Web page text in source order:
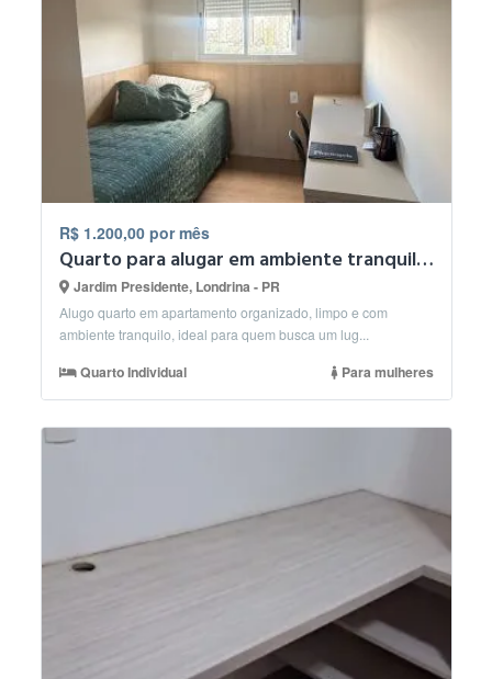
R$ 1.200,00 por mês
Quarto para alugar em ambiente tranquilo e familiar
Jardim Presidente, Londrina - PR
Alugo quarto em apartamento organizado, limpo e com
ambiente tranquilo, ideal para quem busca um lug...
Quarto Individual Para mulheres